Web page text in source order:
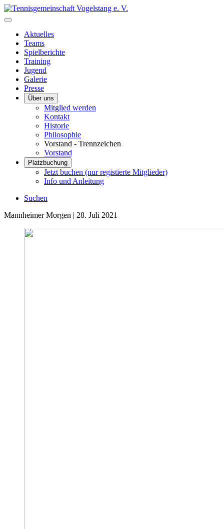
Aktuelles
Teams
Spielberichte
Training
Jugend
Galerie
Presse
Über uns
Mitglied werden
Kontakt
Historie
Philosophie
Vorstand - Trennzeichen
Vorstand
Platzbuchung
Jetzt buchen (nur registierte Mitglieder)
Info und Anleitung
Suchen
Mannheimer Morgen | 28. Juli 2021